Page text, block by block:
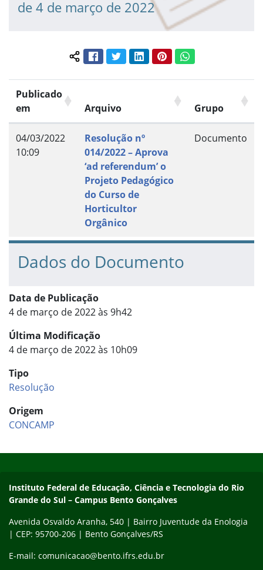
de 4 de março de 2022
Compartilhar conteúdo:
FacebookTwitterLinkedInPinterestWhatsApp
Publicado
em
Arquivo Grupo
04/03/2022
10:09
Resolução nº
014/2022 – Aprova
‘ad referendum’ o
Projeto Pedagógico
do Curso de
Horticultor
Orgânico
Documento
Dados do Documento
Data de Publicação
4 de março de 2022 às 9h42
Última Modificação
4 de março de 2022 às 10h09
Tipo
Resolução
Origem
CONCAMP
Contato
Instituto Federal de Educação, Ciência e Tecnologia do Rio
Grande do Sul – Campus Bento Gonçalves
Avenida Osvaldo Aranha, 540 | Bairro Juventude da Enologia
| CEP: 95700-206 | Bento Gonçalves/RS
E-mail: comunicacao@bento.ifrs.edu.br